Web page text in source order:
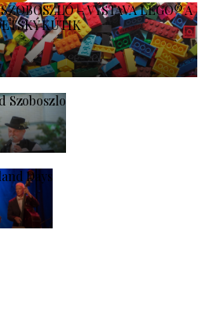
– VÝSTAVA LEGO® A
KÚTIK
Szoboszlo
Days